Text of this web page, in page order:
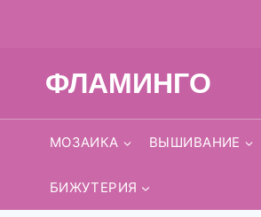
ФЛАМИНГО
МОЗАИКА ВЫШИВАНИЕ
БИЖУТЕРИЯ